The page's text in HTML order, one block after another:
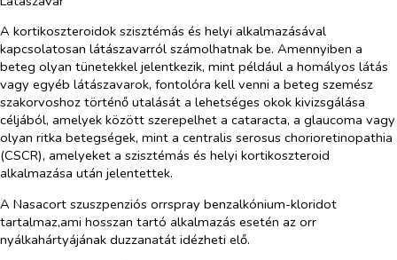
A kortikoszteroidok szisztémás és helyi alkalmazásával
kapcsolatosan látászavarról számolhatnak be. Amennyiben a
beteg olyan tünetekkel jelentkezik, mint például a homályos látás
vagy egyéb látászavarok, fontolóra kell venni a beteg szemész
szakorvoshoz történő utalását a lehetséges okok kivizsgálása
céljából, amelyek között szerepelhet a cataracta, a glaucoma vagy
olyan ritka betegségek, mint a centralis serosus chorioretinopathia
(CSCR), amelyeket a szisztémás és helyi kortikoszteroid
alkalmazása után jelentettek.
A Nasacort szuszpenziós orrspray benzalkónium-kloridot
tartalmaz,ami hosszan tartó alkalmazás esetén az orr
nyálkahártyájának duzzanatát idézheti elő.